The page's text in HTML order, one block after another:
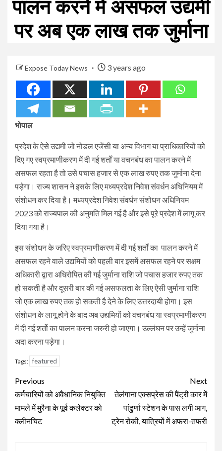
पालन करने में असफल उद्यमी
पर अब एक लाख तक जुर्माना
Expose Today News 3 years ago
भोपाल
प्रदेश के ऐसे उद्यमी जो नोडल एजेंसी या अन्य विभाग या प्राधिकारियों को
दिए गए स्वप्रमाणीकरण में दी गई शर्तों या वचनबंध का पालन करने में
असफल रहता है तो उसे पचास हजार से एक लाख रुपए तक जुर्माना देना
पड़ेगा। राज्य शासन ने इसके लिए मध्यप्रदेश निवेश संवर्धन अधिनियम में
संशोधन कर दिया है। मध्यप्रदेश निवेश संवर्धन संशोधन अधिनियम
2023 को राज्यपाल की अनुमति मिल गई है और इसे पूरे प्रदेश में लागू कर
दिया गया है।
इस संशोधन के जरिए स्वप्रमाणीकरण में दी गई शर्तों का पालन करने में
असफल रहने वाले उद्यमियों को पहली बार इसमें असफल रहने पर सक्षम
अधिकारी द्वारा अधिरोपित की गई जुर्माना राशि जो पचास हजार रुपए तक
हो सकती है और दूसरी बार की गई असफलता के लिए ऐसी जुर्माना राशि
जो एक लाख रुपए तक हो सकती है देने के लिए उत्तरदायी होगा। इस
संशोधन के लागू होने के बाद अब उद्यमियों को वचनबंध या स्वप्रमाणीकरण
में दी गई शर्तो का पालन करना जरुरी हो जाएगा। उल्लंघन पर उन्हें जुर्माना
अदा करना पड़ेगा।
Tags: featured
Continue
Reading
Previous
कर्मचारियोंं को अवैधानिक नियुक्ति
मामले में मुरैना के पूर्व कलेक्टर को
क्लीनचिट
Next
तेलंगाना एक्सप्रेस की पैंट्री कार में
पांढुर्णा स्टेशन के पास लगी आग,
ट्रेन रोकी, यात्रियों में अफरा-तफरी